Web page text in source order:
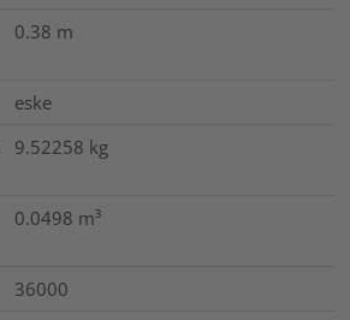
0.38 m
eske
9.52258 kg
0.0498 m³
36000